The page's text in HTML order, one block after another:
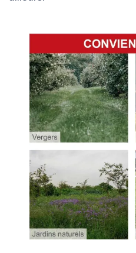
champs, qui veut quelque
costaud qu’une tondeuse
passer sur un micro-
cette catégorie,
tu as juste 400 m² de
pente, là, c’est
ton argent serait mieux